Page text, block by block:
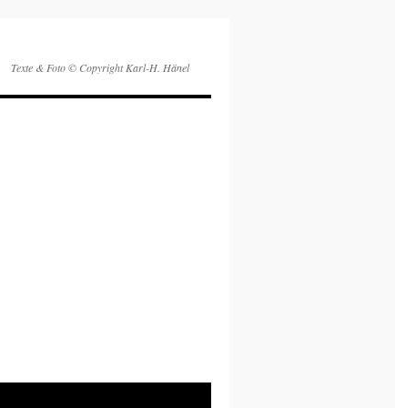
Texte & Foto © Copyright Karl-H. Hänel